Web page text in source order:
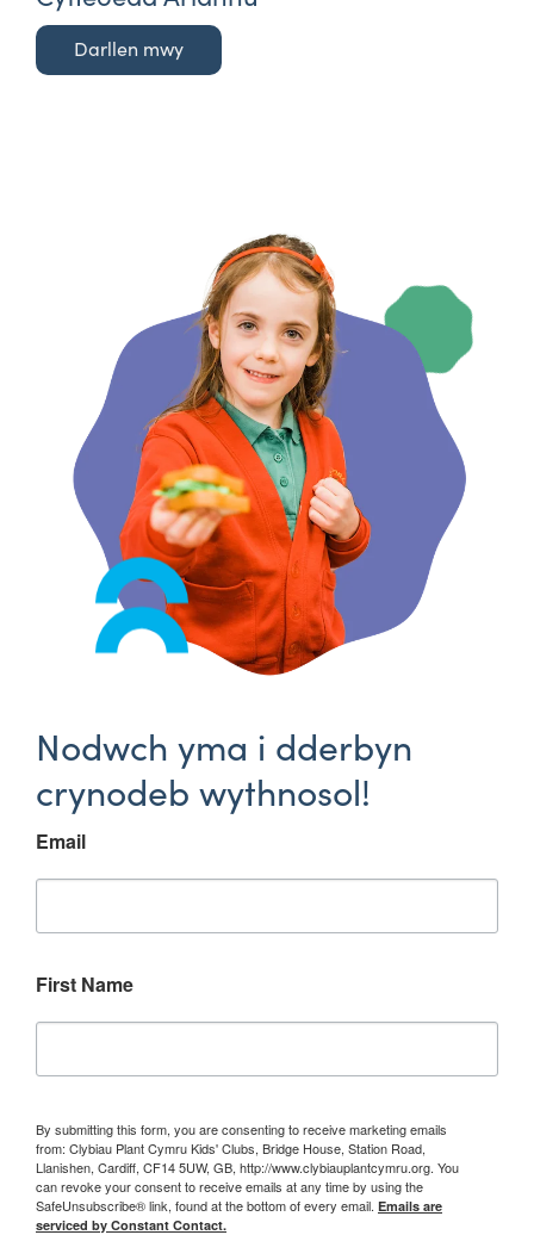
Darllen mwy
Nodwch yma i dderbyn
crynodeb wythnosol!
Email
First Name
By submitting this form, you are consenting to receive marketing emails
from: Clybiau Plant Cymru Kids' Clubs, Bridge House, Station Road,
Llanishen, Cardiff, CF14 5UW, GB, http://www.clybiauplantcymru.org. You
can revoke your consent to receive emails at any time by using the
SafeUnsubscribe® link, found at the bottom of every email. Emails are
serviced by Constant Contact.